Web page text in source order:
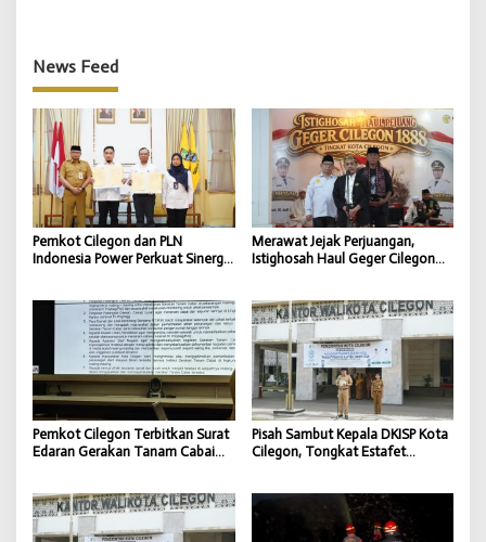
News Feed
Pemkot Cilegon dan PLN
Indonesia Power Perkuat Sinergi
Merawat Jejak Perjuangan,
Istighosah Haul Geger Cilegon
Pemkot Cilegon Terbitkan Surat
Edaran Gerakan Tanam Cabai
Pisah Sambut Kepala DKISP Kota
Cilegon, Tongkat Estafet
Cilegon